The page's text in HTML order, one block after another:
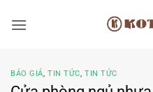
qua
BÁO GIÁ,TIN TỨC,TIN TỨC